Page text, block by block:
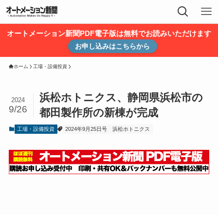
オートメーション新聞PDF電子版は無料でお読みいただけます
お申し込みはこちらから
ホーム 工場・設備投資
浜松ホトニクス、静岡県浜松市の
都田製作所の新棟が完成
2024
9/26
工場・設備投資 2024年9月25日号 浜松ホトニクス